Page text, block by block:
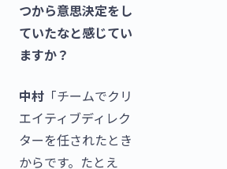
つから意思決定をし
ていたなと感じてい
ますか？
中村 「チームでクリ
エイティブディレク
ターを任されたとき
からです。たとえ